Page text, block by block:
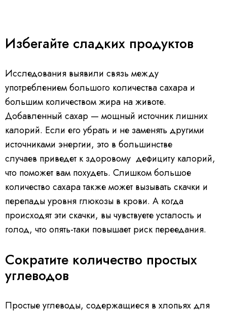
Избегайте сладких продуктов
Исследования выявили связь между
употреблением большого количества сахара и
большим количеством жира на животе.
Добавленный сахар — мощный источник лишних
калорий. Если его убрать и не заменять другими
источниками энергии, это в большинстве
случаев приведет к здоровому дефициту калорий,
что поможет вам похудеть. Слишком большое
количество сахара также может вызывать скачки и
перепады уровня глюкозы в крови. А когда
происходят эти скачки, вы чувствуете усталость и
голод, что опять-таки повышает риск переедания.
Сократите количество простых
углеводов
Простые углеводы, содержащиеся в хлопьях для